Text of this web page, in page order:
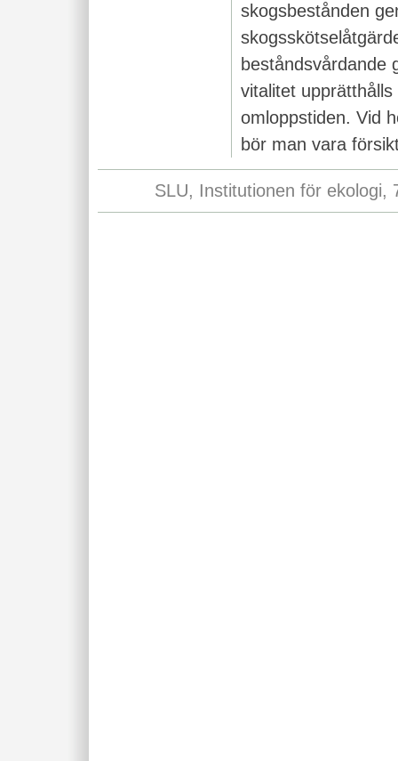
skogsbestånden
beståndsvårdande
vitalitet
omloppstiden. Vid
bör man vara
SLU, Institutionen för ekologi,